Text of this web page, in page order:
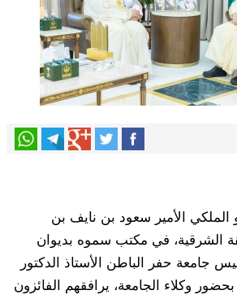
الأمير سعود بن نايف بن
الشرقية، في مكتب سموه بديوان
جامعة حفر الباطن الأستاذ الدكتور
وكلاء الجامعة، يرافقهم الفائزون